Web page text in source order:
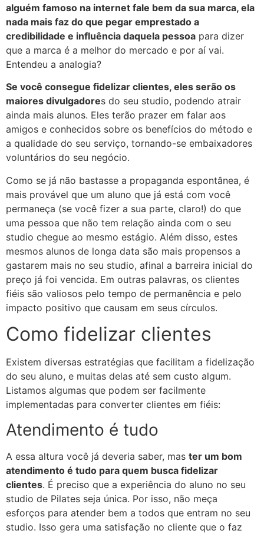
alguém famoso na internet fale bem da sua marca, ela
nada mais faz do que pegar emprestado a
credibilidade e influência daquela pessoa para dizer
que a marca é a melhor do mercado e por aí vai.
Entendeu a analogia?
Se você consegue fidelizar clientes, eles serão os
maiores divulgadores do seu studio, podendo atrair
ainda mais alunos. Eles terão prazer em falar aos
amigos e conhecidos sobre os benefícios do método e
a qualidade do seu serviço, tornando-se embaixadores
voluntários do seu negócio.
Como se já não bastasse a propaganda espontânea, é
mais provável que um aluno que já está com você
permaneça (se você fizer a sua parte, claro!) do que
uma pessoa que não tem relação ainda com o seu
studio chegue ao mesmo estágio. Além disso, estes
mesmos alunos de longa data são mais propensos a
gastarem mais no seu studio, afinal a barreira inicial do
preço já foi vencida. Em outras palavras, os clientes
fiéis são valiosos pelo tempo de permanência e pelo
impacto positivo que causam em seus círculos.
Como fidelizar clientes
Existem diversas estratégias que facilitam a fidelização
do seu aluno, e muitas delas até sem custo algum.
Listamos algumas que podem ser facilmente
implementadas para converter clientes em fiéis:
Atendimento é tudo
A essa altura você já deveria saber, mas ter um bom
atendimento é tudo para quem busca fidelizar
clientes. É preciso que a experiência do aluno no seu
studio de Pilates seja única. Por isso, não meça
esforços para atender bem a todos que entram no seu
studio. Isso gera uma satisfação no cliente que o faz